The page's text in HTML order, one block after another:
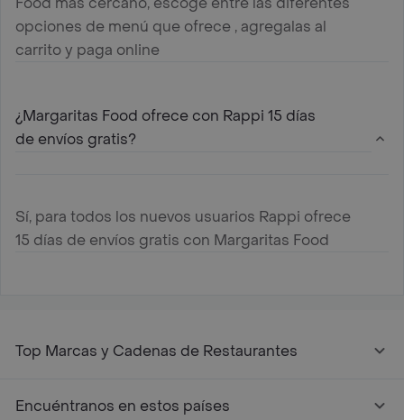
opciones de menú que ofrece , agregalas al
carrito y paga online
¿Margaritas Food ofrece con Rappi 15 días
de envíos gratis?
Sí, para todos los nuevos usuarios Rappi ofrece
15 días de envíos gratis con Margaritas Food
Top Marcas y Cadenas de Restaurantes
Encuéntranos en estos países